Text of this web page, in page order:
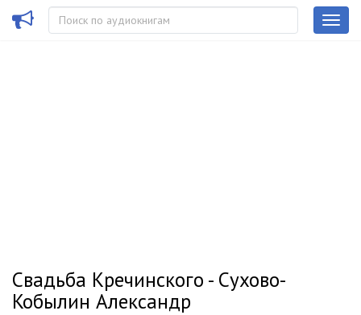
Свадьба Кречинского - Сухово-
Кобылин Александр